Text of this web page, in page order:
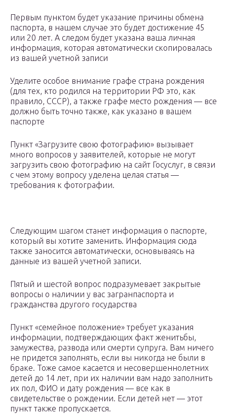
Первым пунктом будет указание причины обмена
паспорта, в нашем случае это будет достижение 45
или 20 лет. А следом будет указана ваша личная
информация, которая автоматически скопировалась
из вашей учетной записи
Уделите особое внимание графе страна рождения
(для тех, кто родился на территории РФ это, как
правило, СССР), а также графе место рождения — все
должно быть точно также, как указано в вашем
паспорте
Пункт «Загрузите свою фотографию» вызывает
много вопросов у заявителей, которые не могут
загрузить свою фотографию на сайт Госуслуг, в связи
с чем этому вопросу уделена целая статья —
требования к фотографии.
Следующим шагом станет информация о паспорте,
который вы хотите заменить. Информация сюда
также заносится автоматически, основываясь на
данные из вашей учетной записи.
Пятый и шестой вопрос подразумевает закрытые
вопросы о наличии у вас загранпаспорта и
гражданства другого государства
Пункт «семейное положение» требует указания
информации, подтверждающих факт женитьбы,
замужества, развода или смерти супруга. Вам ничего
не придется заполнять, если вы никогда не были в
браке. Тоже самое касается и несовершеннолетних
детей до 14 лет, при их наличии вам надо заполнить
их пол, ФИО и дату рождения — все как в
свидетельстве о рождении. Если детей нет — этот
пункт также пропускается.